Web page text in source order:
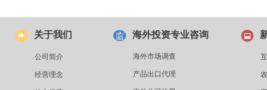
关于我们
公司简介
经营理念
海外投资专业咨询
海外市场调查
产品出口代理